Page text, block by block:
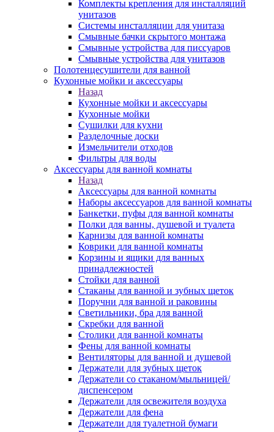
Комплекты крепления для инсталляций
унитазов
Системы инсталляции для унитаза
Смывные бачки скрытого монтажа
Смывные устройства для писсуаров
Смывные устройства для унитазов
Полотенцесушители для ванной
Кухонные мойки и аксессуары
Назад
Кухонные мойки и аксессуары
Кухонные мойки
Сушилки для кухни
Разделочные доски
Измельчители отходов
Фильтры для воды
Аксессуары для ванной комнаты
Назад
Аксессуары для ванной комнаты
Наборы аксессуаров для ванной комнаты
Банкетки, пуфы для ванной комнаты
Полки для ванны, душевой и туалета
Карнизы для ванной комнаты
Коврики для ванной комнаты
Корзины и ящики для ванных
принадлежностей
Стойки для ванной
Стаканы для ванной и зубных щеток
Поручни для ванной и раковины
Светильники, бра для ванной
Скребки для ванной
Столики для ванной комнаты
Фены для ванной комнаты
Вентиляторы для ванной и душевой
Держатели для зубных щеток
Держатели со стаканом/мыльницей/
диспенсером
Держатели для освежителя воздуха
Держатели для фена
Держатели для туалетной бумаги